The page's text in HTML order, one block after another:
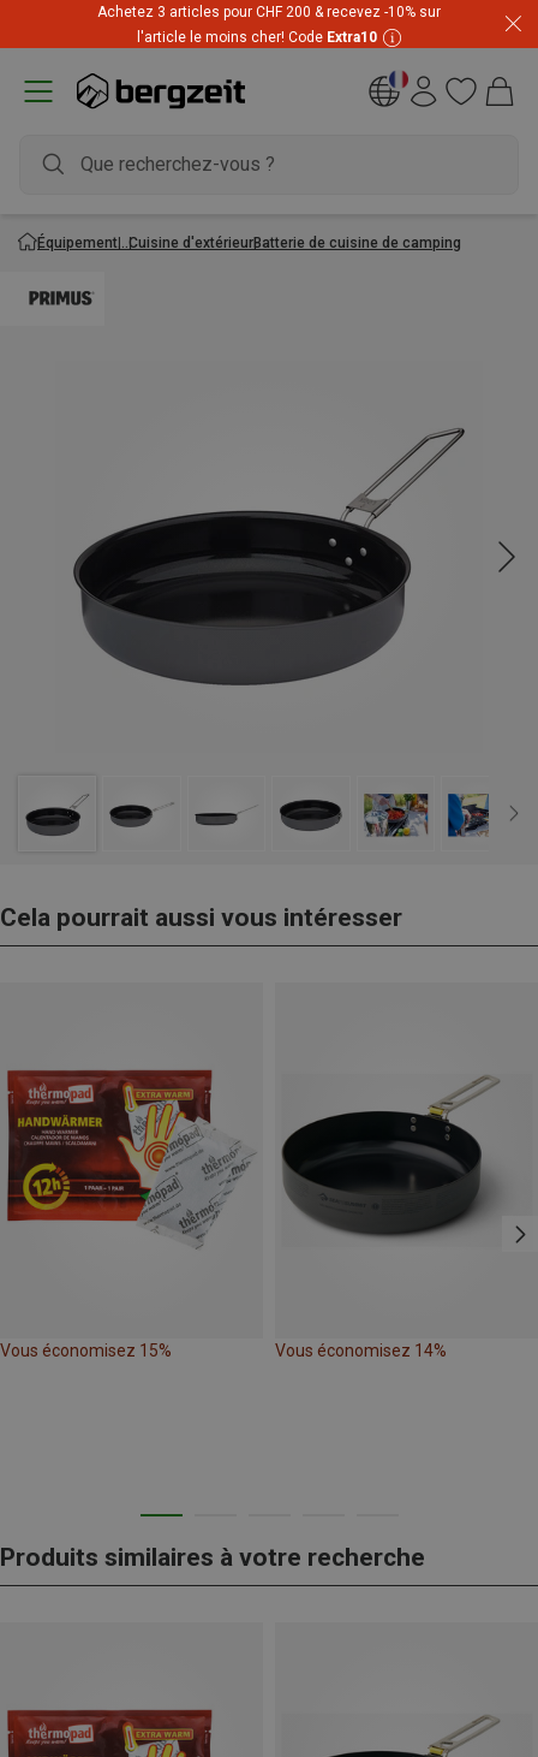
Achetez 3 articles pour CHF 200 & recevez -10% sur
l'article le moins cher! Code Extra10
Équipement Cuisine d'extérieurBatterie de cuisine de camping
Cela pourrait aussi vous intéresser
Vous économisez 15% Vous économisez 14%
Produits similaires à votre recherche